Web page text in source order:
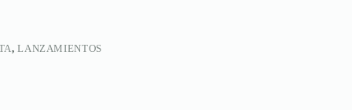
,LANZAMIENTOS